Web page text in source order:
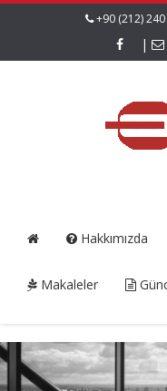
+90 (212)
|
Hakkımızda
Makaleler